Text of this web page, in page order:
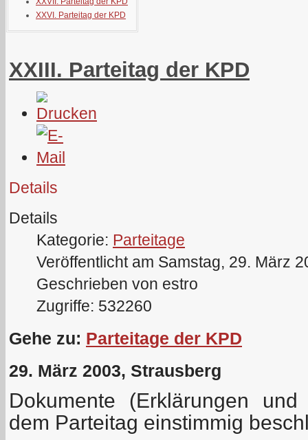
XXVI. Parteitag der KPD
XXIII. Parteitag der KPD
Details
Details
Kategorie: Parteitage
Veröffentlicht am Samstag, 29. März
Geschrieben von estro
Zugriffe: 532260
Gehe zu: Parteitage der KPD
29. März 2003, Strausberg
Dokumente (Erklärungen
dem Parteitag einstimmig